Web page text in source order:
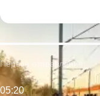
Первое отправление:
05:20